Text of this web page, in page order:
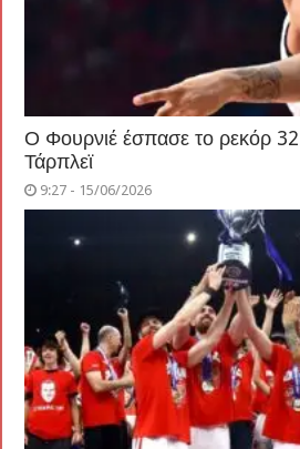
Ο Φουρνιέ έσπασε το ρεκόρ
Τάρπλεϊ
9:27 - 15/06/2026